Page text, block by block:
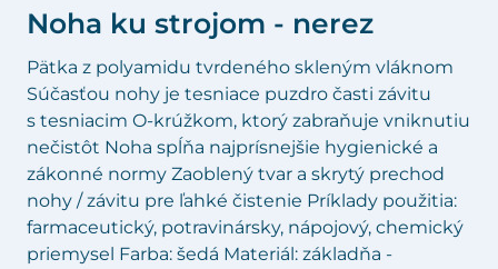
Noha ku strojom - nerez
Pätka z polyamidu tvrdeného skleným vláknom
Súčasťou nohy je tesniace puzdro časti závitu
s tesniacim O-krúžkom, ktorý zabraňuje vniknutiu
nečistôt Noha spĺňa najprísnejšie hygienické a
zákonné normy Zaoblený tvar a skrytý prechod
nohy / závitu pre ľahké čistenie Príklady použitia:
farmaceutický, potravinársky, nápojový, chemický
priemysel Farba: šedá Materiál: základňa -